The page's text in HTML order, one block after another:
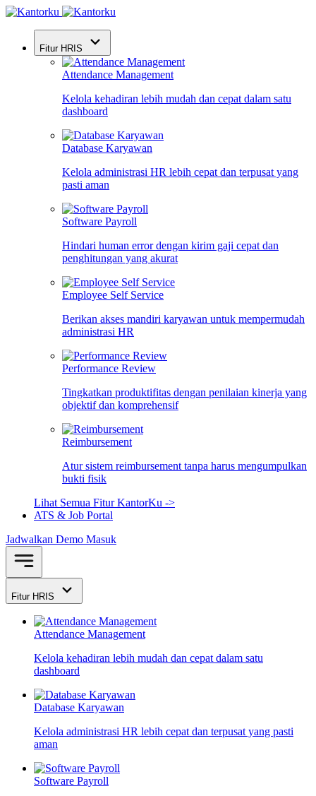
Fitur HRIS
Attendance Management
Kelola kehadiran lebih mudah dan cepat dalam satu
dashboard
Database Karyawan
Kelola administrasi HR lebih cepat dan terpusat yang
pasti aman
Software Payroll
Hindari human error dengan kirim gaji cepat dan
penghitungan yang akurat
Employee Self Service
Berikan akses mandiri karyawan untuk mempermudah
administrasi HR
Performance Review
Tingkatkan produktifitas dengan penilaian kinerja yang
objektif dan komprehensif
Reimbursement
Atur sistem reimbursement tanpa harus mengumpulkan
bukti fisik
Lihat Semua Fitur KantorKu ->
ATS & Job Portal
Jadwalkan Demo Masuk
Fitur HRIS
Attendance Management
Kelola kehadiran lebih mudah dan cepat dalam satu
dashboard
Database Karyawan
Kelola administrasi HR lebih cepat dan terpusat yang pasti
aman
Software Payroll